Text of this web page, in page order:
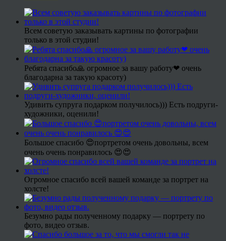
Всем советую заказывать картины по фотографии
только в этой студии!
Ребята спасибо🙏 огромное за вашу работу❤ очень
благодарна за такую красоту)
Удивить супруга подарком получилось))) Есть подруги-
художники, оценили!
Большое спасибо 😍портретом очень довольны, всем
очень очень понравилось 😍😍
Огромное спасибо всей вашей команде за портрет на
холсте!
Безумно рады полученному подарку — портрету по
фото, видео отзыв.